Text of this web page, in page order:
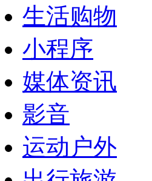
生活购物
小程序
媒体资讯
影音
运动户外